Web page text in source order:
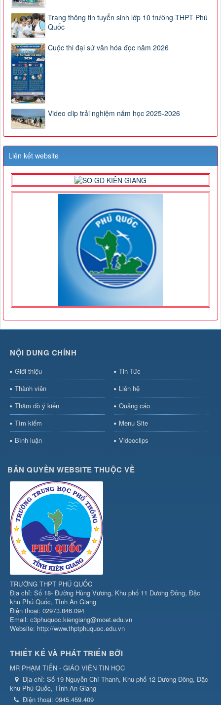
Trang thông tin tuyển sinh lớp 10 trường THPT Phú
Quốc
Cuộc thi đại sứ văn hóa đọc năm 2026
Video clip trải nghiệm năm học 2025-2026
Liên kết website
NỘI DUNG CHÍNH
Giới thiệu
Tin Tức
Thành viên
Liên hệ
Thăm dò ý kiến
Quảng cáo
Tìm kiếm
Menu Site
Bình luận
Videoclips
BẢN QUYỀN WEBSITE THUỘC VỀ
TRƯỜNG THPT PHÚ QUỐC
Địa chỉ: Số 18- Đường Hùng Vương, Khu phố 11 Dương Đông, Đặc
khu Phú Quốc, Tỉnh An Giang
Điện thoại: 02973.846.094
Email: c3phuquoc.kiengiang@moet.edu.vn
Website: http://www.thptphuquoc.edu.vn
THIẾT KẾ VÀ PHÁT TRIỂN BỞI
MR PHẠM TIẾN - GIÁO VIÊN TIN HỌC
Địa chỉ: Số 19 Nguyễn Chí Thanh, Khu phố 12 Dương Đông, Đặc
khu Phú Quốc, Tỉnh An Giang
Điện thoại: 0945.459.409